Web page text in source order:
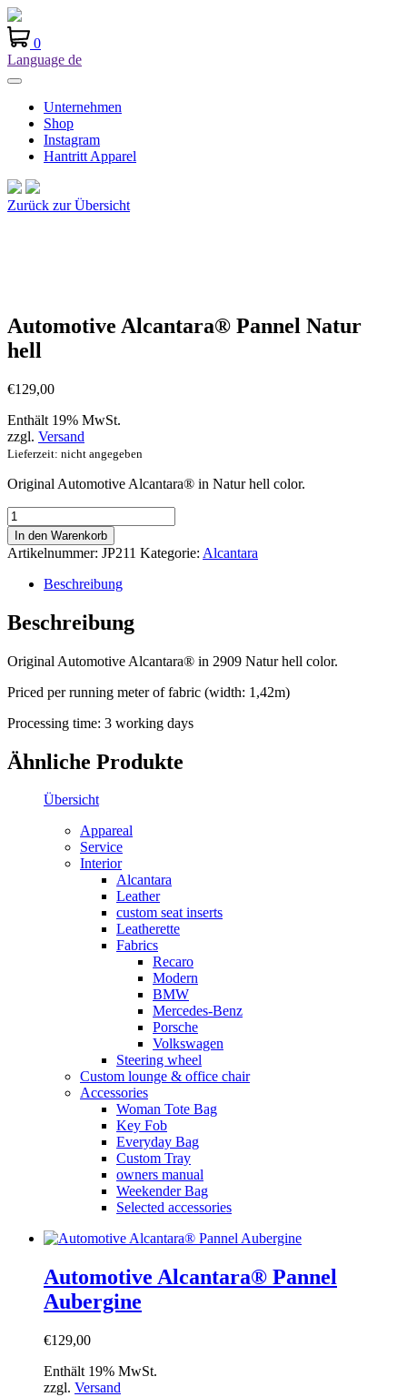
0
Language de
Unternehmen
Shop
Instagram
Hantritt Apparel
Zurück zur Übersicht
Automotive Alcantara® Pannel Natur
hell
€129,00
Enthält 19% MwSt.
zzgl. Versand
Lieferzeit: nicht angegeben
Original Automotive Alcantara® in Natur hell color.
Automotive
Alcantara®
Pannel
Natur
Menge
In den Warenkorb
Artikelnummer: JP211 Kategorie: Alcantara
Beschreibung
Beschreibung
Original Automotive Alcantara® in 2909 Natur hell color.
Priced per running meter of fabric (width: 1,42m)
Processing time: 3 working days
Ähnliche Produkte
Übersicht
Appareal
Service
Interior
Alcantara
Leather
custom seat inserts
Leatherette
Fabrics
Recaro
Modern
BMW
Mercedes-Benz
Porsche
Volkswagen
Steering wheel
Custom lounge & office chair
Accessories
Woman Tote Bag
Key Fob
Everyday Bag
Custom Tray
owners manual
Weekender Bag
Selected accessories
Automotive Alcantara® Pannel
Aubergine
€129,00
Enthält 19% MwSt.
zzgl. Versand